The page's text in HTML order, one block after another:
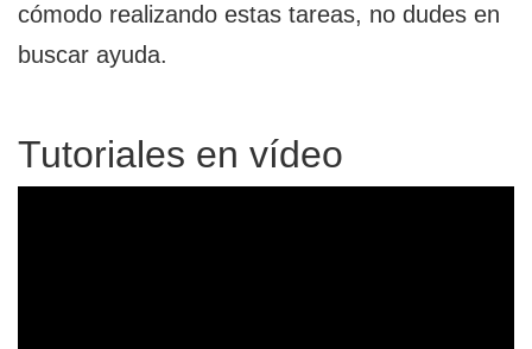
cómodo realizando estas tareas, no dudes en
buscar ayuda.
Tutoriales en vídeo